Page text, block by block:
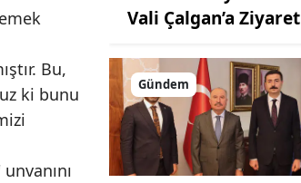
Bu,
ki bunu
Vali Çalgan’a Ziyaret
Gündem